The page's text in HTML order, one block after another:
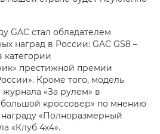
GAC стал обладателем
наград в России: GAC GS8 –
категории
престижной премии
Кроме того, модель
«За рулем» в
кроссовер» по мнению
«Полноразмерный
«Клуб 4х4».